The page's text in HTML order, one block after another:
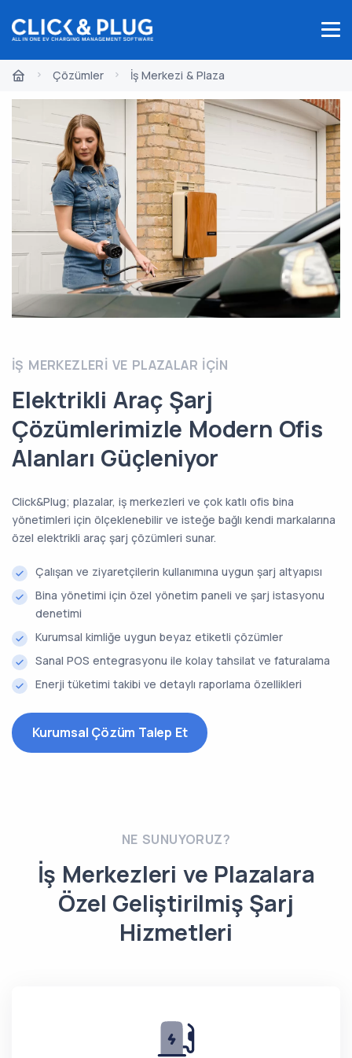
Çözümler İş Merkezi & Plaza
İŞ MERKEZLERI VE PLAZALAR İÇIN
Elektrikli Araç Şarj
Çözümlerimizle Modern Ofis
Alanları Güçleniyor
Click&Plug; plazalar, iş merkezleri ve çok katlı ofis bina
yönetimleri için ölçeklenebilir ve isteğe bağlı kendi markalarına
özel elektrikli araç şarj çözümleri sunar.
Çalışan ve ziyaretçilerin kullanımına uygun şarj altyapısı
Bina yönetimi için özel yönetim paneli ve şarj istasyonu
denetimi
Kurumsal kimliğe uygun beyaz etiketli çözümler
Sanal POS entegrasyonu ile kolay tahsilat ve faturalama
Enerji tüketimi takibi ve detaylı raporlama özellikleri
Kurumsal Çözüm Talep Et
NE SUNUYORUZ?
İş Merkezleri ve Plazalara
Özel Geliştirilmiş Şarj
Hizmetleri